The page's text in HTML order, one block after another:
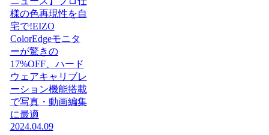
様の色再現性を自
宅で!EIZO
ColorEdgeモニタ
ーが驚きの
17%OFF、ハード
ウェアキャリブレ
ーション機能搭載
で写真・動画編集
に最適
2024.04.09